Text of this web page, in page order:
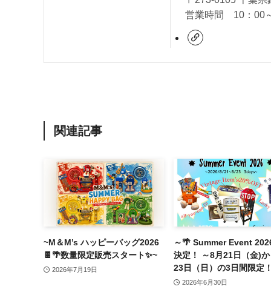
営業時間 10：00
関連記事
~M＆M’s ハッピーバッグ2026
🍫🌴数量限定販売スタート✨~
2026年7月19日
～🌴 Summer Event
決定！ ～8月21日（金)
23日（日）の3日間限定
2026年6月30日